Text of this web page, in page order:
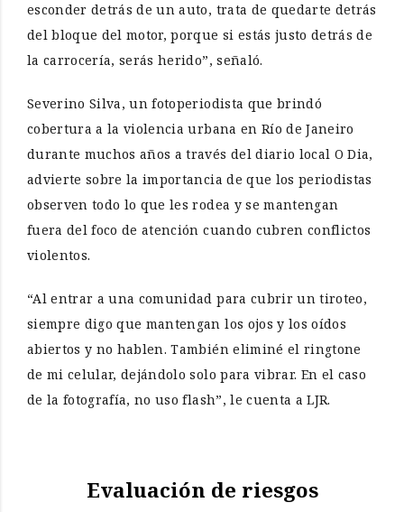
esconder detrás de un auto, trata de quedarte detrás
del bloque del motor, porque si estás justo detrás de
la carrocería, serás herido”, señaló.
Severino Silva, un fotoperiodista que brindó
cobertura a la violencia urbana en Río de Janeiro
durante muchos años a través del diario local O Dia,
advierte sobre la importancia de que los periodistas
observen todo lo que les rodea y se mantengan
fuera del foco de atención cuando cubren conflictos
violentos.
“Al entrar a una comunidad para cubrir un tiroteo,
siempre digo que mantengan los ojos y los oídos
abiertos y no hablen. También eliminé el ringtone
de mi celular, dejándolo solo para vibrar. En el caso
de la fotografía, no uso flash”, le cuenta a LJR.
Evaluación de riesgos